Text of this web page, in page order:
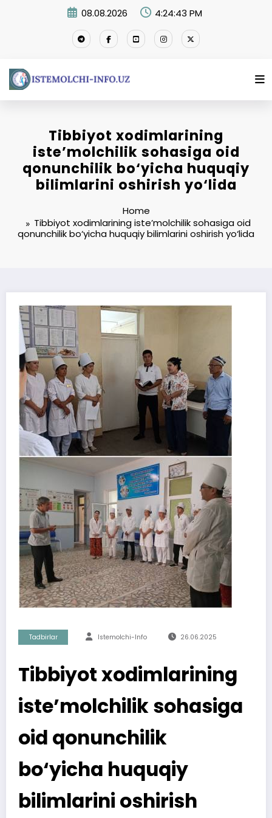
08.08.2026 4:24:44 PM
Tibbiyot xodimlarining
iste’molchilik sohasiga oid
qonunchilik bo‘yicha huquqiy
bilimlarini oshirish yo‘lida
Home
Tibbiyot xodimlarining iste’molchilik sohasiga oid
qonunchilik bo‘yicha huquqiy bilimlarini oshirish yo‘lida
Tadbirlar Istemolchi-Info 26.06.2025
Tibbiyot xodimlarining
iste’molchilik sohasiga
oid qonunchilik
bo‘yicha huquqiy
bilimlarini oshirish